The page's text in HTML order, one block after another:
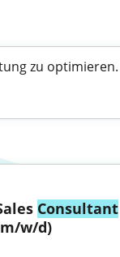
zu
Consultant
w/d)